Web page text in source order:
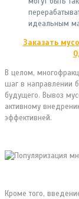
идеальным
Заказать
В целом,
шаг в направлении
будущего. Вывоз
активному
эффективней.
Кроме того,